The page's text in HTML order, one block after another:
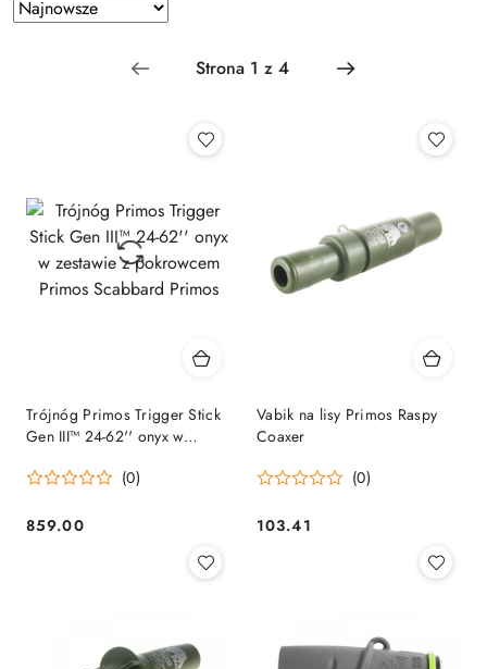
sortowanie:
Sortuj
według
Trójnóg Primos Trigger Stick
Gen III™ 24-62'' onyx w
Scabbard Primos
(0)
Cena:
859.00
Vabik na lisy Primos Raspy
Coaxer
(0)
Cena:
103.41